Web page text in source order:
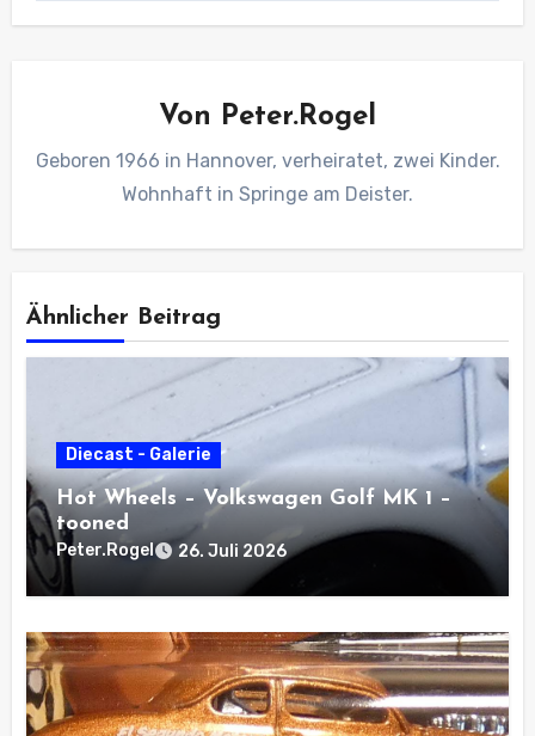
Von Peter.Rogel
Geboren 1966 in Hannover, verheiratet, zwei Kinder.
Wohnhaft in Springe am Deister.
Ähnlicher Beitrag
Diecast - Galerie
Hot Wheels – Volkswagen Golf MK 1 –
tooned
Peter.Rogel 26. Juli 2026